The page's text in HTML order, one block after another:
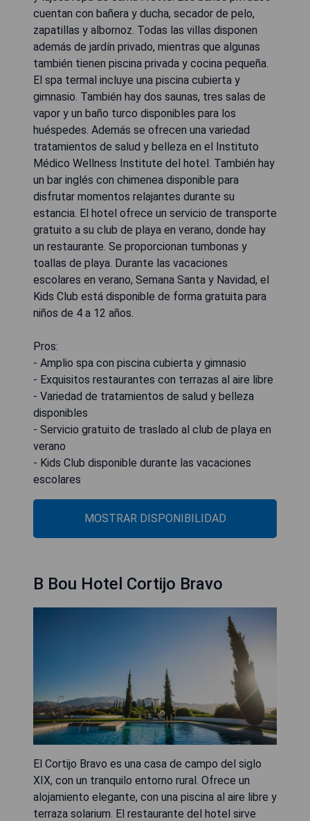
cuentan con bañera y ducha, secador de pelo,
zapatillas y albornoz. Todas las villas disponen
además de jardín privado, mientras que algunas
también tienen piscina privada y cocina pequeña.
El spa termal incluye una piscina cubierta y
gimnasio. También hay dos saunas, tres salas de
vapor y un baño turco disponibles para los
huéspedes. Además se ofrecen una variedad
tratamientos de salud y belleza en el Instituto
Médico Wellness Institute del hotel. También hay
un bar inglés con chimenea disponible para
disfrutar momentos relajantes durante su
estancia. El hotel ofrece un servicio de transporte
gratuito a su club de playa en verano, donde hay
un restaurante. Se proporcionan tumbonas y
toallas de playa. Durante las vacaciones
escolares en verano, Semana Santa y Navidad, el
Kids Club está disponible de forma gratuita para
niños de 4 a 12 años.
Pros:
- Amplio spa con piscina cubierta y gimnasio
- Exquisitos restaurantes con terrazas al aire libre
- Variedad de tratamientos de salud y belleza
disponibles
- Servicio gratuito de traslado al club de playa en
verano
- Kids Club disponible durante las vacaciones
escolares
MOSTRAR DISPONIBILIDAD
B Bou Hotel Cortijo Bravo
El Cortijo Bravo es una casa de campo del siglo
XIX, con un tranquilo entorno rural. Ofrece un
alojamiento elegante, con una piscina al aire libre y
terraza solarium. El restaurante del hotel sirve